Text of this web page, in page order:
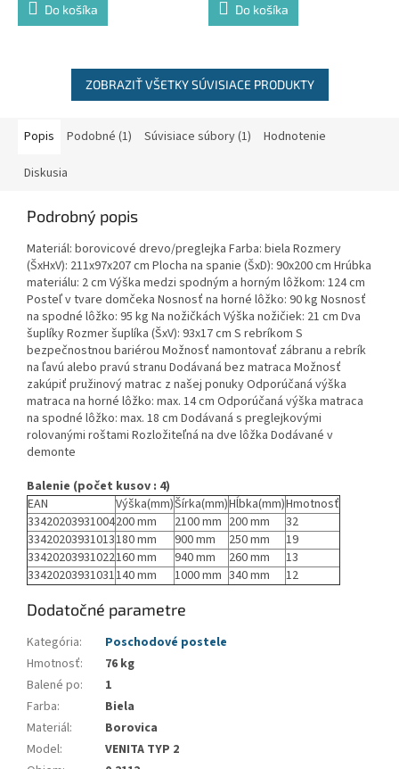
Do košíka Do košíka
ZOBRAZIŤ VŠETKY SÚVISIACE PRODUKTY
Popis Podobné (1) Súvisiace súbory (1) Hodnotenie
Diskusia
Podrobný popis
Materiál: borovicové drevo/preglejka Farba: biela Rozmery
(ŠxHxV): 211x97x207 cm Plocha na spanie (ŠxD): 90x200 cm Hrúbka
materiálu: 2 cm Výška medzi spodným a horným lôžkom: 124 cm
Posteľ v tvare domčeka Nosnosť na horné lôžko: 90 kg Nosnosť
na spodné lôžko: 95 kg Na nožičkách Výška nožičiek: 21 cm Dva
šuplíky Rozmer šuplíka (ŠxV): 93x17 cm S rebríkom S
bezpečnostnou bariérou Možnosť namontovať zábranu a rebrík
na ľavú alebo pravú stranu Dodávaná bez matraca Možnosť
zakúpiť pružinový matrac z našej ponuky Odporúčaná výška
matraca na horné lôžko: max. 14 cm Odporúčaná výška matraca
na spodné lôžko: max. 18 cm Dodávaná s preglejkovými
rolovanými roštami Rozložiteľná na dve lôžka Dodávané v
demonte
Balenie (počet kusov : 4)
EAN
Výška(mm)Šírka(mm)Hĺbka(mm)Hmotnosť
33420203931004200 mm 2100 mm 200 mm
32
33420203931013180 mm 900 mm 250 mm
19
33420203931022160 mm 940 mm 260 mm
13
33420203931031140 mm 1000 mm 340 mm 12
Dodatočné parametre
Kategória:
Poschodové postele
Hmotnosť:
76 kg
Balené po:
1
Farba:
Biela
Materiál:
Borovica
Model:
VENITA TYP 2